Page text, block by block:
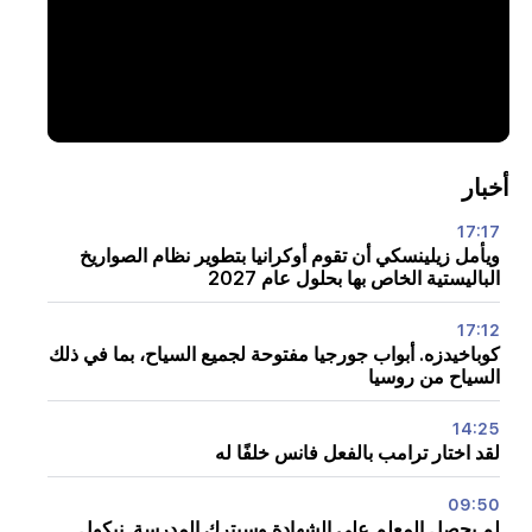
أخبار
17:17
ويأمل زيلينسكي أن تقوم أوكرانيا بتطوير نظام الصواريخ
الباليستية الخاص بها بحلول عام 2027
17:12
كوباخيدزه. أبواب جورجيا مفتوحة لجميع السياح، بما في ذلك
السياح من روسيا
14:25
لقد اختار ترامب بالفعل فانس خلفًا له
09:50